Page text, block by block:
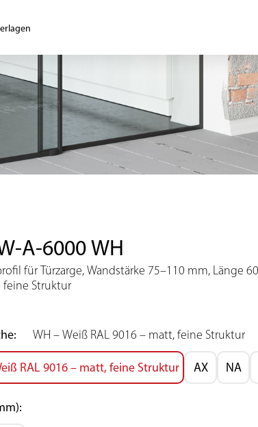
A-6000 WH
für Türzarge, Wandstärke 75–110 mm, Länge
feine Struktur
WH – Weiß RAL 9016 – matt, feine Struktur
RAL 9016 – matt, feine Struktur AX NA